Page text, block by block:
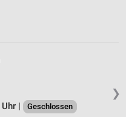
❯
|
Geschlossen